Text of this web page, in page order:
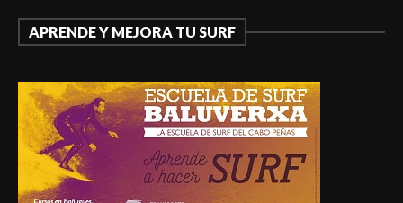
APRENDE Y MEJORA TU SURF